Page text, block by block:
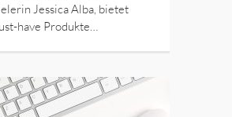
Jessica Alba, bietet
have Produkte…